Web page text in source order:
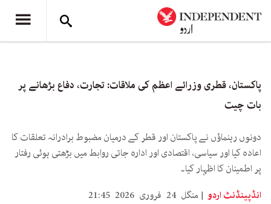
پاکستان، قطری وزرائے اعظم کی ملاقات: تجارت، دفاع بڑھانے پر
بات چیت
دونوں رہنماؤں نے پاکستان اور قطر کے درمیان مضبوط برادرانہ تعلقات کا
اعادہ کیا اور سیاسی، اقتصادی اور ادارہ جاتی روابط میں بڑھتی ہوئی رفتار
پر اطمینان کا اظہار کیا۔
انڈپینڈنٹ اردو
منگل 24 فروری 2026 21:45